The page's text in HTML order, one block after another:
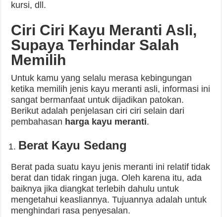
kursi, dll.
Ciri Ciri Kayu Meranti Asli,
Supaya Terhindar Salah
Memilih
Untuk kamu yang selalu merasa kebingungan
ketika memilih jenis kayu meranti asli, informasi ini
sangat bermanfaat untuk dijadikan patokan.
Berikut adalah penjelasan ciri ciri selain dari
pembahasan harga kayu meranti.
Berat Kayu Sedang
Berat pada suatu kayu jenis meranti ini relatif tidak
berat dan tidak ringan juga. Oleh karena itu, ada
baiknya jika diangkat terlebih dahulu untuk
mengetahui keasliannya. Tujuannya adalah untuk
menghindari rasa penyesalan.